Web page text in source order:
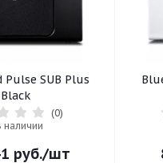
Pulse SUB Plus
Black
(0)
наличии
руб./шт